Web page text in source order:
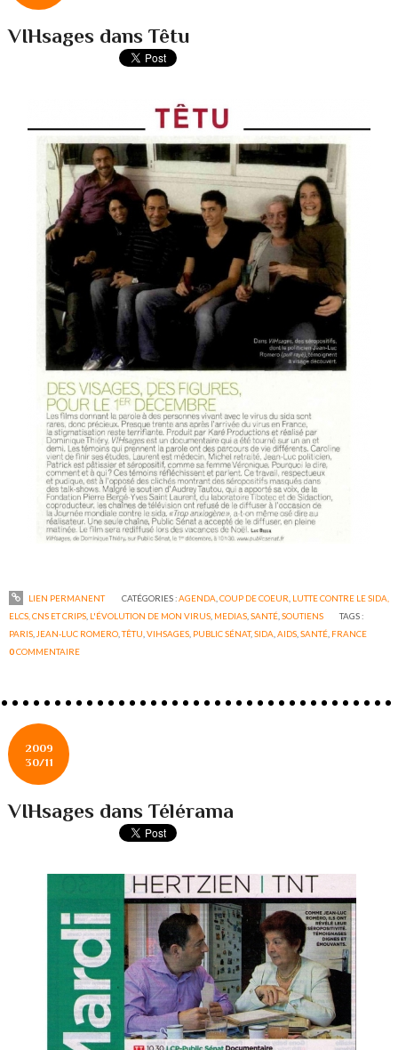
VIHsages dans Têtu
LIEN PERMANENT CATÉGORIES :AGENDA COUP DE COEUR LUTTE CONTRE LE SIDA,
ELCS, CNS ET CRIPS L'ÉVOLUTION DE MON VIRUS MEDIAS ,SANTÉ ,SOUTIENS
TAGS :
PARIS JEAN-LUC ROMERO ,TÊTU ,VIHSAGES PUBLIC SÉNAT,SIDA ,AIDS ,SANTÉ FRANCE
0COMMENTAIRE
2009
30/11
VIHsages dans Télérama